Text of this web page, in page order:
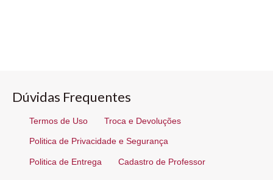
Dúvidas Frequentes
Termos de Uso Troca e Devoluções
Politica de Privacidade e Segurança
Politica de Entrega Cadastro de Professor